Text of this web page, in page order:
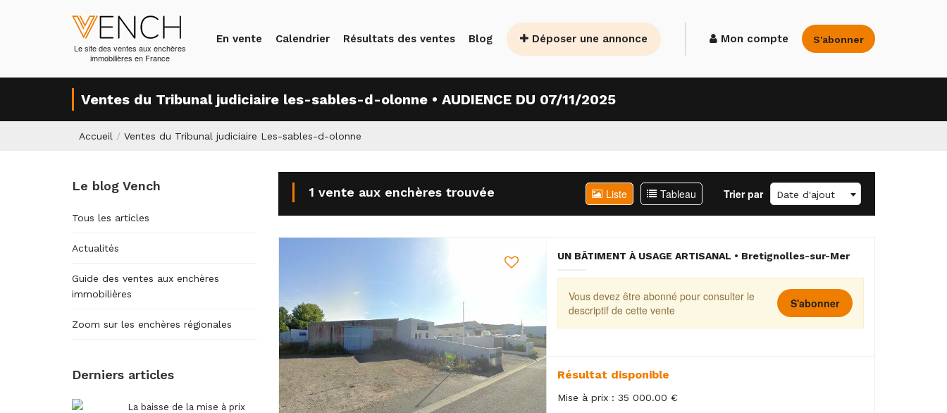
Le site des ventes aux enchères
immobilières en France
En vente Calendrier Résultats des ventes Blog Déposer une annonce Mon compte S'abonner
Ventes du Tribunal judiciaire les-sables-d-olonne • AUDIENCE DU 07/11/2025
Accueil / Ventes du Tribunal judiciaire Les-sables-d-olonne
Le blog Vench
Tous les articles
Actualités
Guide des ventes aux enchères
immobilières
Zoom sur les enchères régionales
Derniers articles
La baisse de la mise à prix
1 vente aux enchères trouvée Liste Tableau Trier par Date d'ajout
UN BÂTIMENT À USAGE ARTISANAL • Bretignolles-sur-Mer
Vous devez être abonné pour consulter le
descriptif de cette vente
S'abonner
Résultat disponible
Mise à prix : 35 000.00 €